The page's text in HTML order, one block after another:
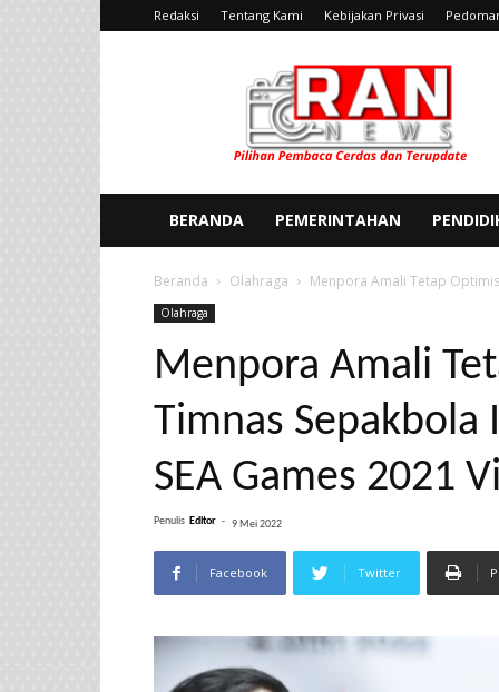
Redaksi Tentang Kami Kebijakan Privasi
News
BERANDA PEMERINTAHAN
Beranda Olahraga Menpora Amali Tetap
Olahraga
Menpora Amali
Timnas Sepakbola
SEA Games 2021
Penulis Editor - 9 Mei 2022
Facebook Twitter